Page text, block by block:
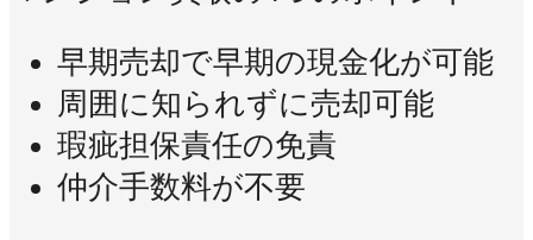
早期売却で早期の現金化が可能
周囲に知られずに売却可能
瑕疵担保責任の免責
仲介手数料が不要